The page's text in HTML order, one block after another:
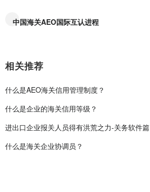
中国海关AEO国际互认进程
相关推荐
什么是AEO海关信用管理制度？
什么是企业的海关信用等级？
进出口企业报关人员得有洪荒之力-关务软件篇
什么是海关企业协调员？